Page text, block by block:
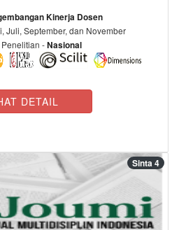
Kinerja Dosen
Juli, September, dan November
-Nasional
DETAIL
Sinta 4